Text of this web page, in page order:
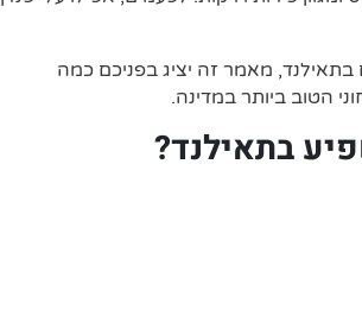
בתאילנד, מאמר זה יציג בפניכם כמה
הטוב ביותר במדינה.
בתאילנד?